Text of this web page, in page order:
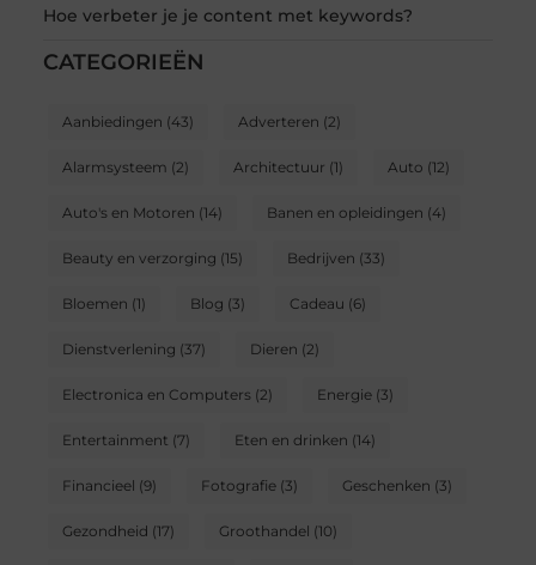
Hoe verbeter je je content met keywords?
CATEGORIEËN
Aanbiedingen (43) Adverteren (2)
Alarmsysteem (2) Architectuur (1) Auto (12)
Auto's en Motoren (14) Banen en opleidingen (4)
Beauty en verzorging (15) Bedrijven (33)
Bloemen (1) Blog (3) Cadeau (6)
Dienstverlening (37) Dieren (2)
Electronica en Computers(2) Energie(3)
Entertainment (7) Eten en drinken (14)
Financieel (9) Fotografie(3) Geschenken (3)
Gezondheid (17) Groothandel (10)